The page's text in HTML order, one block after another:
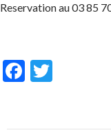
Reservation au 03 85
F